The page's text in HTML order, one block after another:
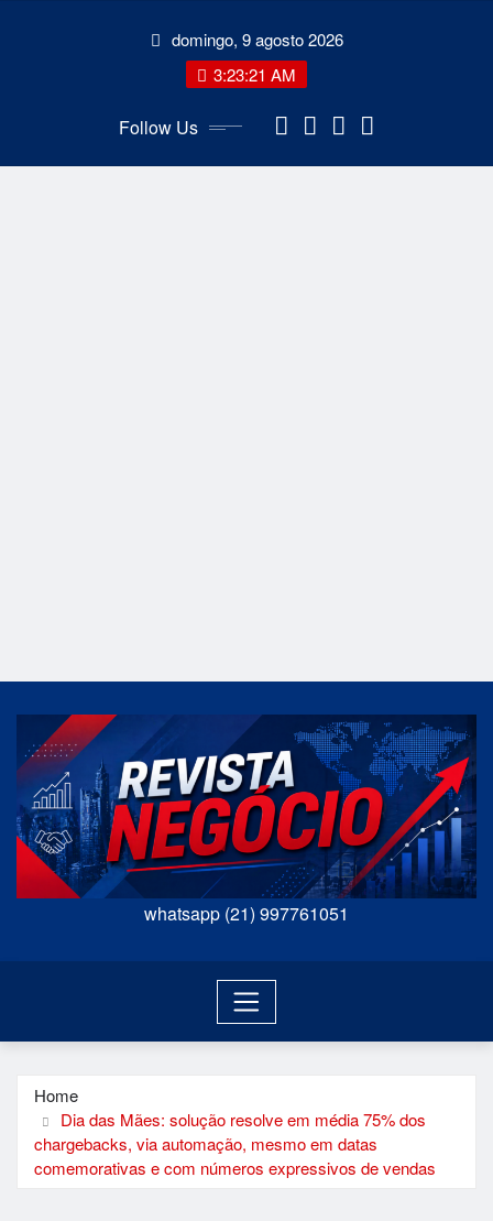
domingo, 9 agosto 2026
3:23:23 AM
Follow Us
whatsapp (21) 997761051
Home
Dia das Mães: solução resolve em média 75% dos
chargebacks, via automação, mesmo em datas
comemorativas e com números expressivos de vendas